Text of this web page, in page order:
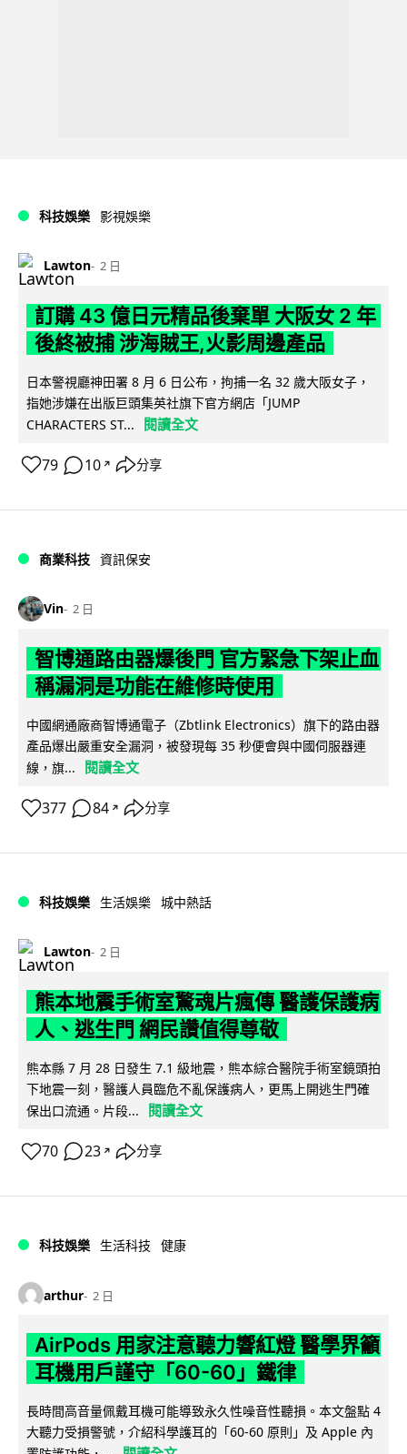
科技娛樂 影視娛樂
Lawton 2 日
訂購 43 億日元精品後棄單 大阪女 2 年
後終被捕 涉海賊王,火影周邊產品
日本警視廳神田署 8 月 6 日公布，拘捕一名 32 歲大阪女子，
指她涉嫌在出版巨頭集英社旗下官方網店「JUMP
CHARACTERS ST...
閱讀全文
79 10 ↗ 分享
商業科技 資訊保安
Vin 2 日
智博通路由器爆後門 官方緊急下架止血
稱漏洞是功能在維修時使用
中國網通廠商智博通電子（Zbtlink Electronics）旗下的路由器
產品爆出嚴重安全漏洞，被發現每 35 秒便會與中國伺服器連
線，旗...
閱讀全文
377 84 ↗ 分享
科技娛樂 生活娛樂 城中熱話
Lawton 2 日
熊本地震手術室驚魂片瘋傳 醫護保護病
人、逃生門 網民讚值得尊敬
熊本縣 7 月 28 日發生 7.1 級地震，熊本綜合醫院手術室鏡頭拍
下地震一刻，醫護人員臨危不亂保護病人，更馬上開逃生門確
保出口流通。片段...
閱讀全文
70 23 ↗ 分享
科技娛樂 生活科技 健康
arthur 2 日
AirPods 用家注意聽力響紅燈 醫學界籲
耳機用戶謹守「60-60」鐵律
長時間高音量佩戴耳機可能導致永久性噪音性聽損。本文盤點 4
大聽力受損警號，介紹科學護耳的「60-60 原則」及 Apple 內